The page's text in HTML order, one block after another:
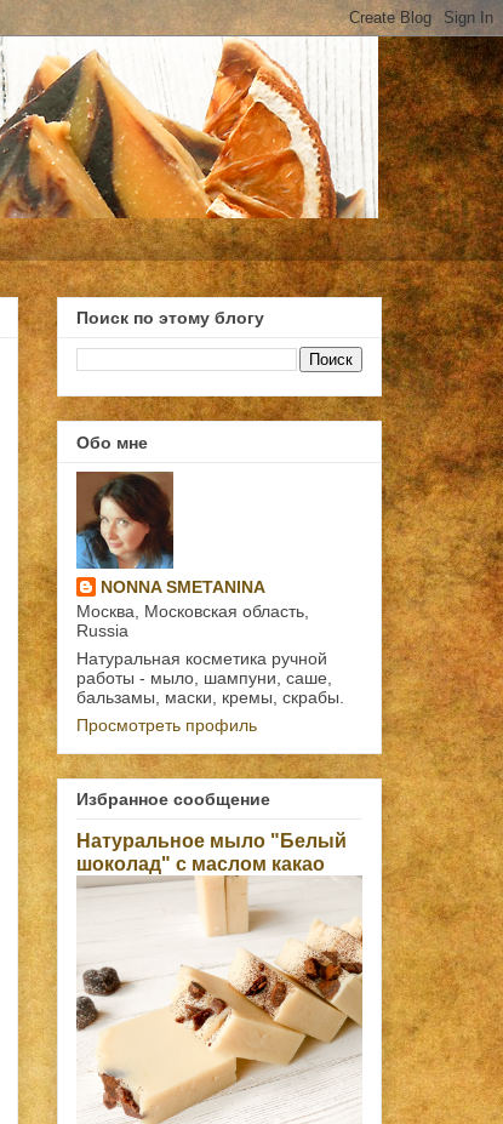
Поиск по этому блогу
Обо мне
NONNA SMETANINA
Москва, Московская область,
Russia
Натуральная косметика ручной
работы - мыло, шампуни, саше,
бальзамы, маски, кремы, скрабы.
Просмотреть профиль
Избранное сообщение
Натуральное мыло "Белый
шоколад" с маслом какао